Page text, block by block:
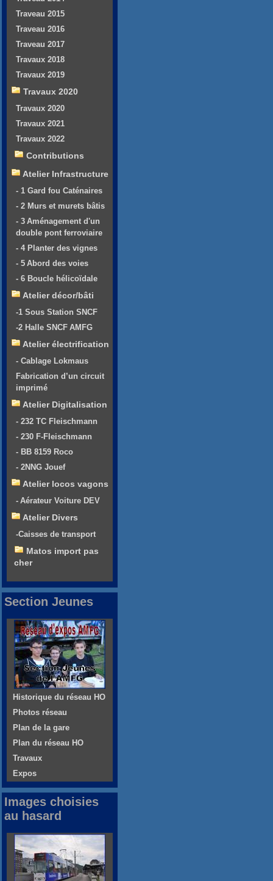
Traveau 2015
Traveau 2016
Traveau 2017
Travaux 2018
Travaux 2019
Travaux 2020
Travaux 2020
Travaux 2021
Travaux 2022
Contributions
Atelier Infrastructure
- 1 Gard fou Caténaires
- 2 Murs et murets bâtis
- 3 Aménagement d'un
double pont ferroviaire
- 4 Planter des vignes
- 5 Abord des voies
- 6 Boucle hélicoïdale
Atelier décor/bâti
-1 Sous Station SNCF
-2 Halle SNCF AMFG
Atelier électrification
- Cablage Lokmaus
Fabrication d’un circuit
imprimé
Atelier Digitalisation
- 232 TC Fleischmann
- 230 F-Fleischmann
- BB 8159 Roco
- 2NNG Jouef
Atelier locos vagons
- Aérateur Voiture DEV
Atelier Divers
-Caisses de transport
Matos import pas
cher
Section Jeunes
Historique du réseau HO
Photos réseau
Plan de la gare
Plan du réseau HO
Travaux
Expos
Images choisies
au hasard